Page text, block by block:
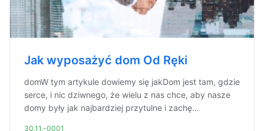
Jak wyposażyć dom Od Ręki
domW tym artykule dowiemy się jakDom jest tam, gdzie
serce, i nic dziwnego, że wielu z nas chce, aby nasze
domy były jak najbardziej przytulne i zachę...
30.11.-0001